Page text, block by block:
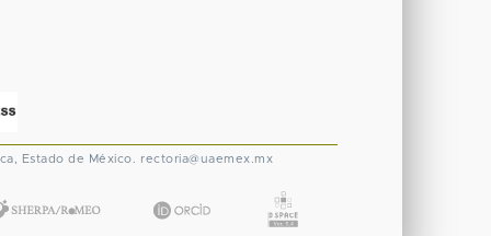
Estado de México. rectoria@uaemex.mx